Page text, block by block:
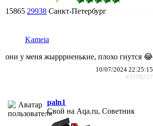
15865 29938 Санкт-Петербург
Kameia
они у меня жырррненькие, плохо гнутся 😂
10/07/2024 22:25:15
#3159227
paln1
Свой на Aqa.ru, Советник